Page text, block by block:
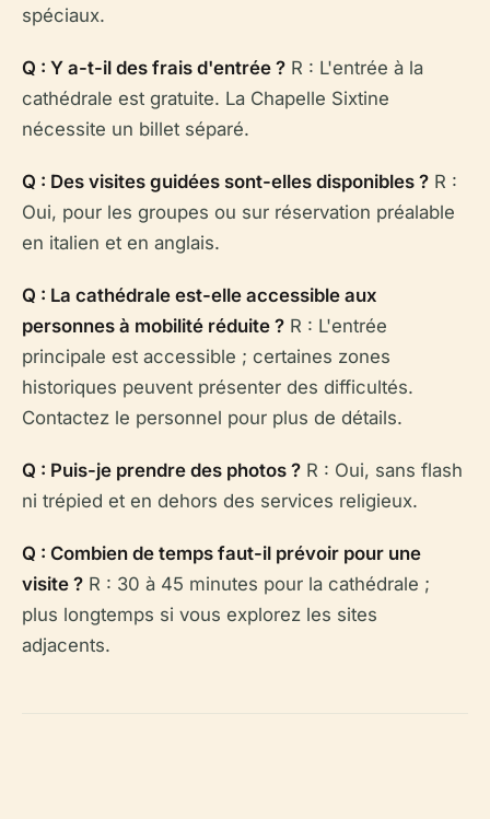
spéciaux.
Q : Y a-t-il des frais d'entrée ? R : L'entrée à la
cathédrale est gratuite. La Chapelle Sixtine
nécessite un billet séparé.
Q : Des visites guidées sont-elles disponibles ? R :
Oui, pour les groupes ou sur réservation préalable
en italien et en anglais.
Q : La cathédrale est-elle accessible aux
personnes à mobilité réduite ? R : L'entrée
principale est accessible ; certaines zones
historiques peuvent présenter des difficultés.
Contactez le personnel pour plus de détails.
Q : Puis-je prendre des photos ? R : Oui, sans flash
ni trépied et en dehors des services religieux.
Q : Combien de temps faut-il prévoir pour une
visite ? R : 30 à 45 minutes pour la cathédrale ;
plus longtemps si vous explorez les sites
adjacents.